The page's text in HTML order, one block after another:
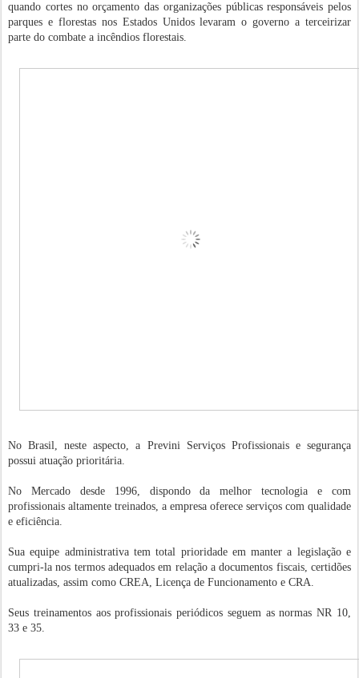
quando cortes no orçamento das organizações públicas responsáveis pelos
parques e florestas nos Estados Unidos levaram o governo a terceirizar
parte do combate a incêndios florestais.
No Brasil, neste aspecto, a Previni Serviços Profissionais e segurança
possui atuação prioritária.
No Mercado desde 1996, dispondo da melhor tecnologia e com
profissionais altamente treinados, a empresa oferece serviços com qualidade
e eficiência.
Sua equipe administrativa tem total prioridade em manter a legislação e
cumpri-la nos termos adequados em relação a documentos fiscais, certidões
atualizadas, assim como CREA, Licença de Funcionamento e CRA.
Seus treinamentos aos profissionais periódicos seguem as normas NR 10,
33 e 35.